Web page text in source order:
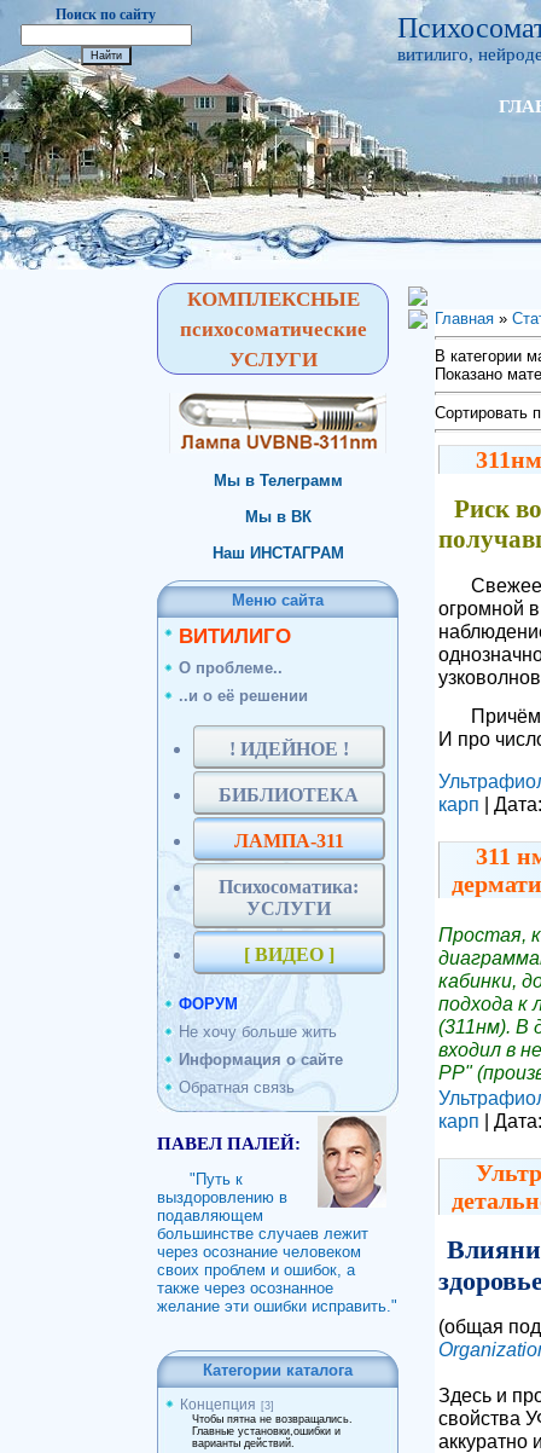
Поиск по сайту
витилиго,
КОМПЛЕКСНЫЕ
психосоматические
УСЛУГИ
Мы в Телеграмм
Мы в ВК
Наш ИНСТАГРАМ
Меню сайта
ВИТИЛИГО
О проблеме..
..и о её решении
! ИДЕЙНОЕ !
БИБЛИОТЕКА
ЛАМПА-311
Психосоматика:
УСЛУГИ
[ ВИДЕО ]
ФОРУМ
Не хочу больше жить
Информация о сайте
Обратная связь
ПАВЕЛ ПАЛЕЙ:
"Путь к
выздоровлению в
подавляющем
большинстве случаев лежит
через осознание человеком
своих проблем и ошибок, а
также через осознанное
желание эти ошибки исправить."
Категории каталога
Концепция [3]
Чтобы пятна не возвращались.
Главные установки,ошибки и
варианты действий.
Главная »
В категории
Показано
Сортировать
Риск
Свежее
огромной
И про
карп |
311
Простая,
кабинки,
подхода к
(311нм). В
входил в
РР"
карп |
(общая
Здесь и
свойства
аккуратно